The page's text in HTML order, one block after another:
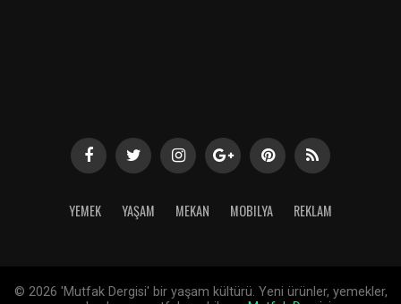
YEMEK YAŞAM MEKAN MOBILYA REKLAM
© 2026 'Mutfak Dergisi' bir yaşam kültürü. Yeni ürünler, yemekler,